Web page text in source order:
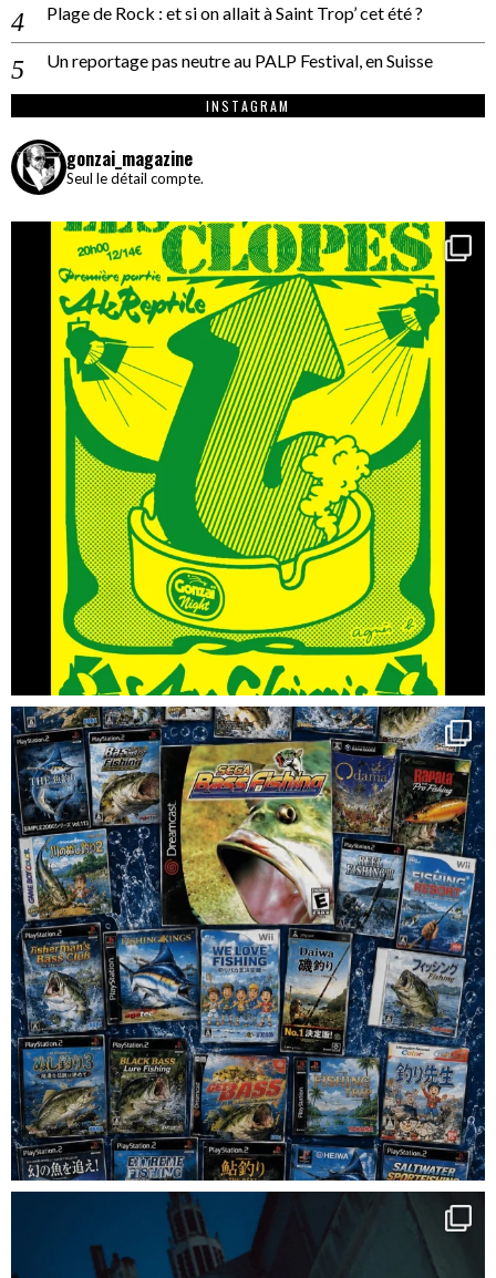
Plage de Rock : et si on allait à Saint Trop’ cet été ?
Un reportage pas neutre au PALP Festival, en Suisse
INSTAGRAM
gonzai_magazine
Seul le détail compte.